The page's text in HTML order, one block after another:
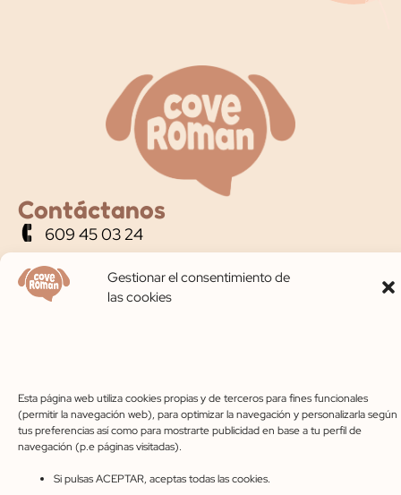
Gestionar el consentimiento de
las cookies
Esta página web utiliza cookies propias y de terceros para fines funcionales
(permitir la navegación web), para optimizar la navegación y personalizarla según
tus preferencias así como para mostrarte publicidad en base a tu perfil de
navegación (p.e páginas visitadas).
Si pulsas ACEPTAR, aceptas todas las cookies.
Contáctanos
609 45 03 24
coveroman@gmail.com
Sábados 10:00-14:00
Aviso legal Privacidad Cookies